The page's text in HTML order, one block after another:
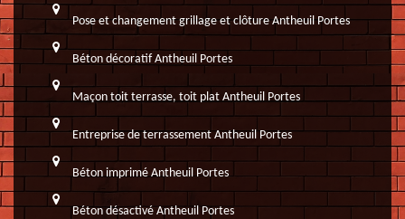
Pose et changement grillage et clôture Antheuil Portes
Béton décoratif Antheuil Portes
Maçon toit terrasse, toit plat Antheuil Portes
Entreprise de terrassement Antheuil Portes
Béton imprimé Antheuil Portes
Béton désactivé Antheuil Portes